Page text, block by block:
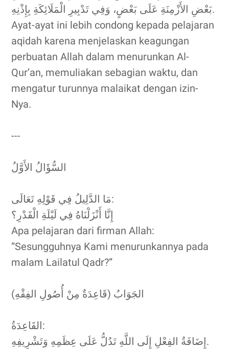
بَعْضِ الأَزْمِنَةِ عَلَى بَعْضٍ، وَفِي تَدْبِيرِ الْمَلَائِكَةِ بِإِذْنِهِ.
Ayat-ayat ini lebih condong kepada pelajaran
aqidah karena menjelaskan keagungan
perbuatan Allah dalam menurunkan Al-
Qur’an, memuliakan sebagian waktu, dan
mengatur turunnya malaikat dengan izin-
Nya.
---
السُّؤَالُ الأَوَّلُ
مَا الدَّلِيلُ فِي قَوْلِهِ تَعَالَى:
إِنَّا أَنْزَلْنَاهُ فِي لَيْلَةِ الْقَدْرِ؟
Apa pelajaran dari firman Allah:
“Sesungguhnya Kami menurunkannya pada
malam Lailatul Qadr?”
الجَوَابُ (قَاعِدَةٌ مِنْ أُصُولِ الفِقْهِ)
القَاعِدَةُ:
إِضَافَةُ الفِعْلِ إِلَى اللَّهِ تَدُلُّ عَلَى عِظَمِهِ وَتَشْرِيفِهِ.